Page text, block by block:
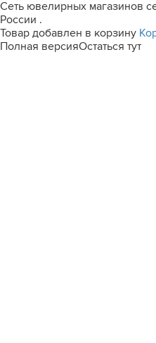
Сеть ювелирных магазинов
России .
Товар добавлен в корзину
Полная версияОстаться тут